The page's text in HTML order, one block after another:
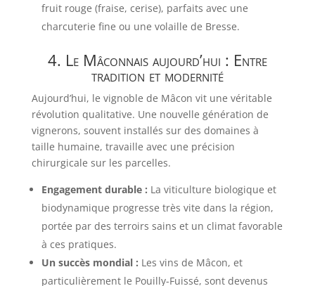
fruit rouge (fraise, cerise), parfaits avec une
charcuterie fine ou une volaille de Bresse.
4. Le Mâconnais aujourd’hui : Entre
tradition et modernité
Aujourd’hui, le vignoble de Mâcon vit une véritable
révolution qualitative. Une nouvelle génération de
vignerons, souvent installés sur des domaines à
taille humaine, travaille avec une précision
chirurgicale sur les parcelles.
Engagement durable : La viticulture biologique et
biodynamique progresse très vite dans la région,
portée par des terroirs sains et un climat favorable
à ces pratiques.
Un succès mondial : Les vins de Mâcon, et
particulièrement le Pouilly-Fuissé, sont devenus